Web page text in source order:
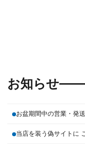
お知らせ
お盆期間中の営業・発
当店を装う偽サイトに